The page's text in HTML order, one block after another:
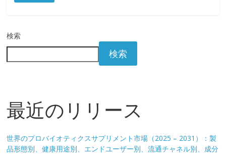
検索
検索
最近のリリース
世界のプロバイオティクスサプリメント市場（2025 – 2031）：製
品形態別、健康用途別、エンドユーザー別、流通チャネル別、成分